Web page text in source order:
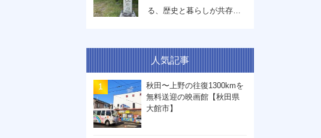
る、歴史と暮らしが共存す
人気記事
秋田〜上野の往復1300kmを
無料送迎の映画館【秋田県
大館市】